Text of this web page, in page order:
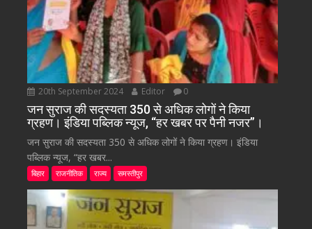
20th September 2024 Editor 0
जन सुराज की सदस्यता 350 से अधिक लोगों ने किया
ग्रहण। इंडिया पब्लिक न्यूज, “हर खबर पर पैनी नजर”।
जन सुराज की सदस्यता 350 से अधिक लोगों ने किया ग्रहण। इंडिया
पब्लिक न्यूज, “हर खबर...
बिहार राजनीतिक राज्य समस्तीपुर